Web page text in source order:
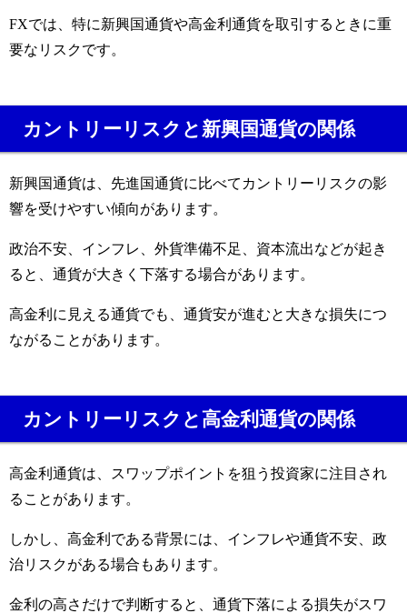
FXでは、特に新興国通貨や高金利通貨を取引するときに重
要なリスクです。
カントリーリスクと新興国通貨の関係
新興国通貨は、先進国通貨に比べてカントリーリスクの影
響を受けやすい傾向があります。
政治不安、インフレ、外貨準備不足、資本流出などが起き
ると、通貨が大きく下落する場合があります。
高金利に見える通貨でも、通貨安が進むと大きな損失につ
ながることがあります。
カントリーリスクと高金利通貨の関係
高金利通貨は、スワップポイントを狙う投資家に注目され
ることがあります。
しかし、高金利である背景には、インフレや通貨不安、政
治リスクがある場合もあります。
金利の高さだけで判断すると、通貨下落による損失がスワ